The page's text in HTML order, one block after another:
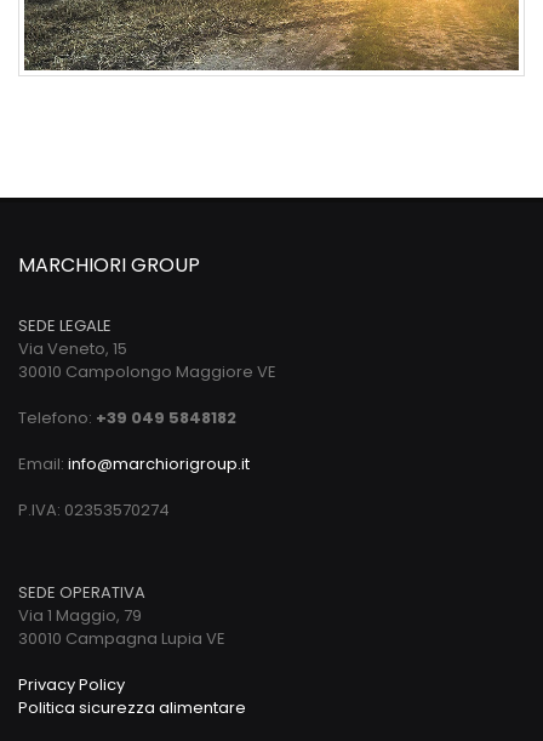
MARCHIORI GROUP
SEDE LEGALE
Via Veneto, 15
30010 Campolongo Maggiore VE
Telefono: +39 049 5848182
Email: info@marchiorigroup.it
P.IVA: 02353570274
SEDE OPERATIVA
Via 1 Maggio, 79
30010 Campagna Lupia VE
Privacy Policy
Politica sicurezza alimentare